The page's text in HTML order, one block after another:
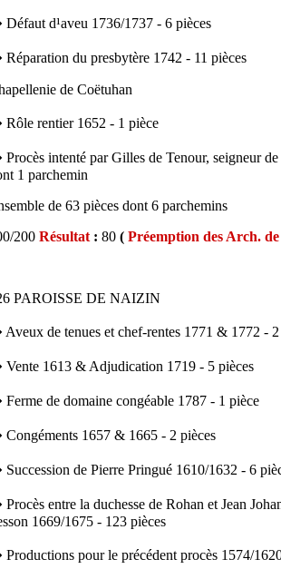
d¹aveu 1736/1737 - 6 pièces
du presbytère 1742 - 11 pièces
de Coëtuhan
rentier 1652 - 1 pièce
intenté par Gilles de Tenour, seigneur
1 parchemin
de 63 pièces dont 6 parchemins
200 Résultat : 80 ( Préemption des Arch.
PAROISSE DE NAIZIN
de tenues et chef-rentes 1771 & 1772 - 2
1613 & Adjudication 1719 - 5 pièces
de domaine congéable 1787 - 1 pièce
1657 & 1665 - 2 pièces
de Pierre Pringué 1610/1632 - 6
entre la duchesse de Rohan et Jean
1669/1675 - 123 pièces
pour le précédent procès 1574/